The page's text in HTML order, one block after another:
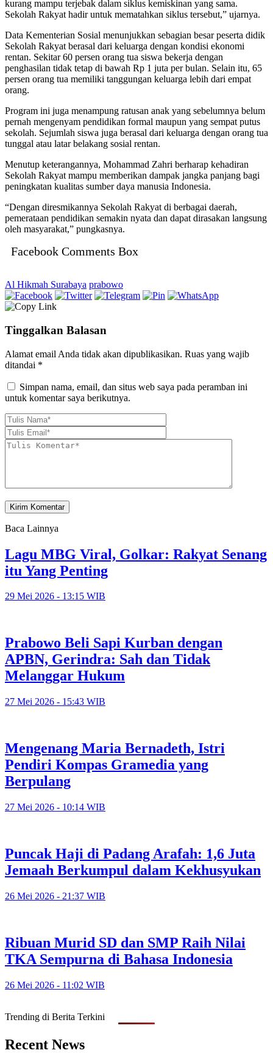
kurang mampu terjebak dalam siklus kemiskinan yang sama.
Sekolah Rakyat hadir untuk mematahkan siklus tersebut,” ujarnya.
Data Kementerian Sosial menunjukkan sebagian besar peserta didik
Sekolah Rakyat berasal dari keluarga dengan kondisi ekonomi
rentan. Sekitar 60 persen orang tua siswa bekerja dengan
penghasilan tidak tetap di bawah Rp 1 juta per bulan. Selain itu, 65
persen orang tua memiliki tanggungan keluarga lebih dari empat
orang.
Program ini juga menampung ratusan anak yang sebelumnya belum
pernah mengenyam pendidikan formal maupun yang sempat putus
sekolah. Sejumlah siswa juga berasal dari keluarga dengan orang tua
tunggal atau latar belakang sosial rentan.
Menutup keterangannya, Mohammad Zahri berharap kehadiran
Sekolah Rakyat mampu memberikan dampak jangka panjang bagi
peningkatan kualitas sumber daya manusia Indonesia.
“Dengan diresmikannya Sekolah Rakyat di berbagai daerah,
pemerataan pendidikan semakin nyata dan dapat dirasakan langsung
oleh masyarakat,” pungkasnya.
Facebook Comments Box
Al Hikmah Surabaya prabowo
Tinggalkan Balasan
Alamat email Anda tidak akan dipublikasikan. Ruas yang wajib
ditandai *
Simpan nama, email, dan situs web saya pada peramban ini
untuk komentar saya berikutnya.
Baca Lainnya
Lagu MBG Viral, Golkar: Rakyat Senang
itu Yang Penting
29 Mei 2026 - 13:15 WIB
Prabowo Beli Sapi Kurban dengan
APBN, Gerindra: Sah dan Tidak
Melanggar Hukum
27 Mei 2026 - 15:43 WIB
Mengenang Maria Bernadeth, Istri
Pendiri Kompas Gramedia yang
Berpulang
27 Mei 2026 - 10:14 WIB
Puncak Haji di Padang Arafah: 1,6 Juta
Jemaah Berkumpul dalam Kekhusyukan
26 Mei 2026 - 21:37 WIB
Ribuan Murid SD dan SMP Raih Nilai
TKA Sempurna di Bahasa Indonesia
26 Mei 2026 - 11:02 WIB
Trending di Berita Terkini
Recent News